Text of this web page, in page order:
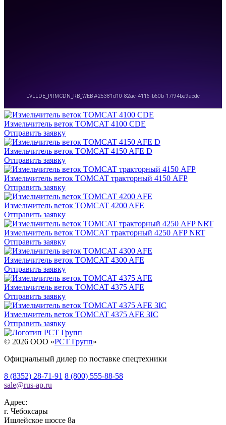
Измельчитель веток TOMCAT 4100 CDE
Отправить заявку
Измельчитель веток TOMCAT 4150 AFE D
Отправить заявку
Измельчитель веток TOMCAT тракторный 4150 AFP
Отправить заявку
Измельчитель веток TOMCAT 4200 AFE
Отправить заявку
Измельчитель веток TOMCAT тракторный 4250 AFP NRT
Отправить заявку
Измельчитель веток TOMCAT 4300 AFE
Отправить заявку
Измельчитель веток TOMCAT 4375 AFE
Отправить заявку
Измельчитель веток TOMCAT 4375 AFE 3IC
Отправить заявку
© 2026 OOO «РСТ Групп»
Официальный дилер по поставке спецтехники
8 (8352) 28-71-91 8 (800) 555-88-58
sale@rus-ap.ru
Адрес:
г. Чебоксары
Ишлейское шоссе 8а